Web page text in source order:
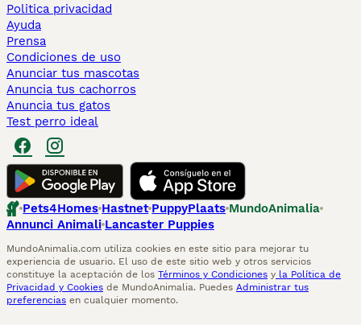
Politica privacidad
Ayuda
Prensa
Condiciones de uso
Anunciar tus mascotas
Anuncia tus cachorros
Anuncia tus gatos
Test perro ideal
Pets4Homes Hastnet PuppyPlaats MundoAnimalia
Annunci Animali Lancaster Puppies
MundoAnimalia.com utiliza cookies en este sitio para mejorar tu
experiencia de usuario. El uso de este sitio web y otros servicios
constituye la aceptación de los Términos y Condiciones y la Política de
Privacidad y Cookies de MundoAnimalia. Puedes Administrar tus
preferencias en cualquier momento.